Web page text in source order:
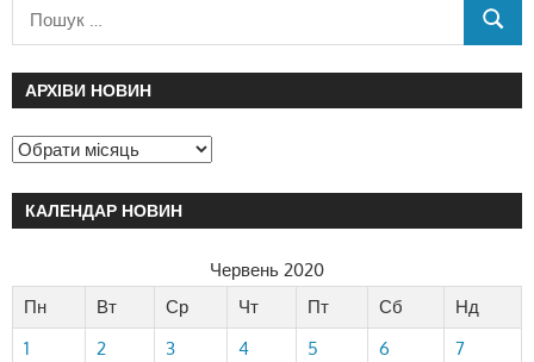
АРХІВИ НОВИН
КАЛЕНДАР НОВИН
Червень 2020
Пн
Вт Ср Чт Пт Сб
Нд
1
2 3 4 5 6
7